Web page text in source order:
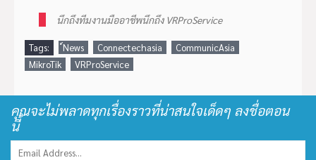
นึกถึงทีมงานมืออาชีพนึกถึง VRProService
Tags: ์News Connectechasia
CommunicAsia
MikroTik
VRProService
คุณจะไม่พลาดทุกเรื่องราวที่น่าสนใจเด็ดๆ ลงชื่อตอน
นี้